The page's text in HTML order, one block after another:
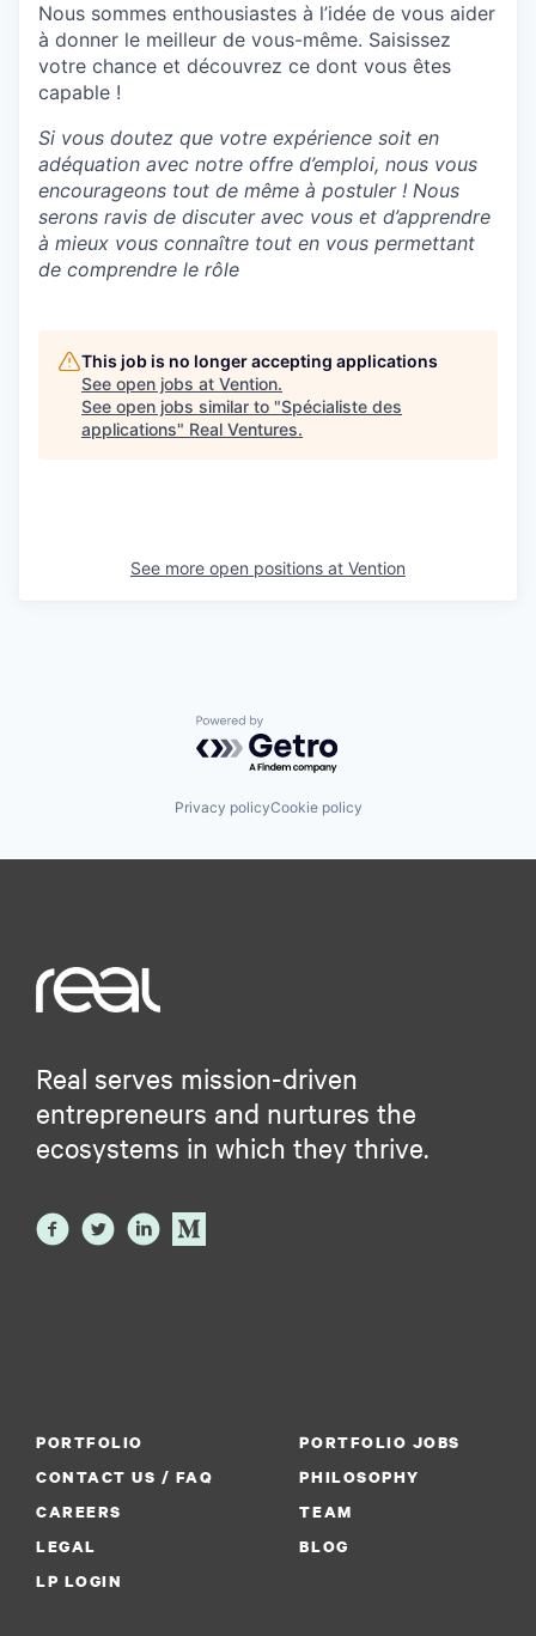
Nous sommes enthousiastes à l’idée de vous aider
à donner le meilleur de vous-même. Saisissez
votre chance et découvrez ce dont vous êtes
capable !​
Si vous doutez que votre expérience soit en
adéquation avec notre offre d’emploi, nous vous
encourageons tout de même à postuler ! Nous
serons ravis de discuter avec vous et d’apprendre
à mieux vous connaître tout en vous permettant
de comprendre le rôle
This job is no longer accepting applications
See open jobs at Vention.
See open jobs similar to "Spécialiste des
applications" Real Ventures.
See more open positions at Vention
Powered by Getro.com
Privacy policyCookie policy
Real serves mission-driven
entrepreneurs and nurtures the
ecosystems in which they thrive.
PORTFOLIO
PORTFOLIO JOBS
CONTACT US / FAQ
PHILOSOPHY
CAREERS
TEAM
LEGAL
BLOG
LP LOGIN